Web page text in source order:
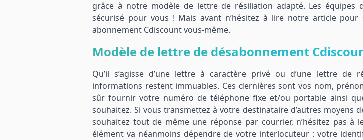
grâce à notre modèle de lettre de résiliation adapté. Les équipes
sécurisé pour vous ! Mais avant n’hésitez à lire notre article
abonnement Cdiscount vous-même.
Modèle de lettre de désabonnement
Qu’il s’agisse d’une lettre à caractère privé ou d’une lettre de
informations restent immuables. Ces dernières sont vos nom,
sûr fournir votre numéro de téléphone fixe et/ou portable ainsi
souhaitez. Si vous transmettez à votre destinataire d’autres moyens
souhaitez tout de même une réponse par courrier, n’hésitez pas à
élément va néanmoins dépendre de votre interlocuteur : votre